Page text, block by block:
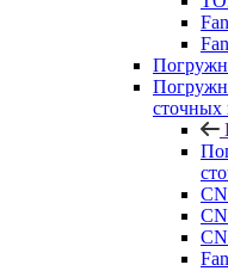
сточных